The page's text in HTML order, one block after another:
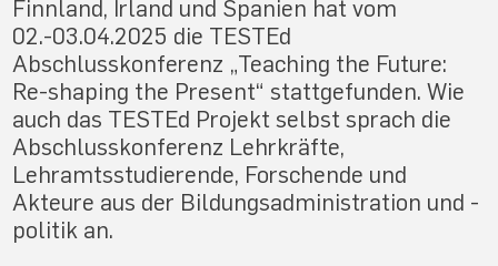
Finnland, Irland und Spanien hat vom
02.-03.04.2025 die TESTEd
Abschlusskonferenz „Teaching the Future:
Re-shaping the Present“ stattgefunden. Wie
auch das TESTEd Projekt selbst sprach die
Abschlusskonferenz Lehrkräfte,
Lehramtsstudierende, Forschende und
Akteure aus der Bildungsadministration und -
politik an.